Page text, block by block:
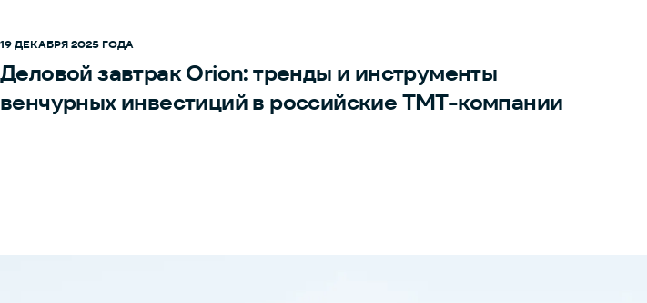
19 ДЕКАБРЯ 2025 ГОДА
Деловой завтрак Orion: тренды и инструменты
венчурных инвестиций в российские TMT-компании